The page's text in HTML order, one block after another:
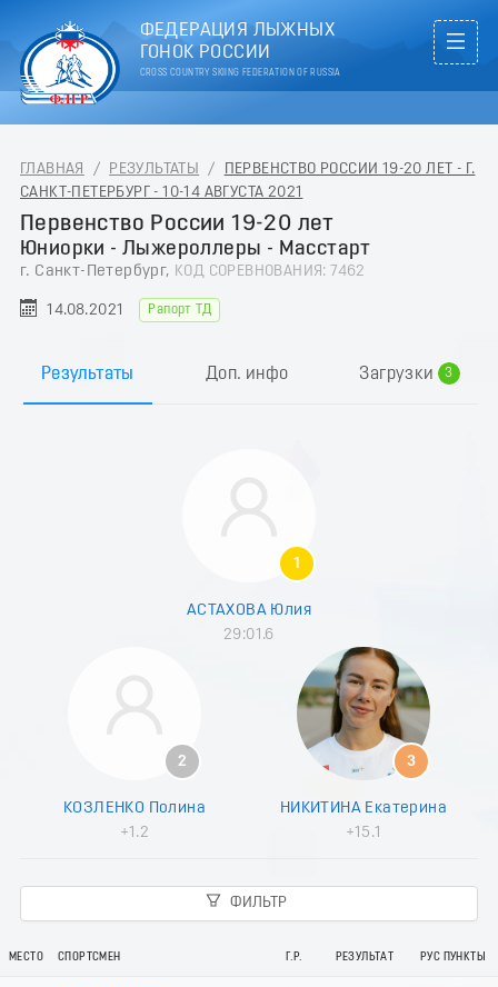
ФЕДЕРАЦИЯ ЛЫЖНЫХ
ГОНОК РОССИИ
CROSS COUNTRY SKIING FEDERATION OF RUSSIA
ГЛАВНАЯ / РЕЗУЛЬТАТЫ /
ПЕРВЕНСТВО РОССИИ 19-20 ЛЕТ - Г.
САНКТ-ПЕТЕРБУРГ - 10-14 АВГУСТА 2021
Первенство России 19-20 лет
Юниорки - Лыжероллеры - Масстарт
г. Санкт-Петербург, КОД СОРЕВНОВАНИЯ: 7462
14.08.2021 Рапорт ТД
Результаты Доп. инфо Загрузки
3
6
9
1
АСТАХОВА Юлия
29:01.6
2
КОЗЛЕНКО Полина
+1.2
3
НИКИТИНА Екатерина
+15.1
ФИЛЬТР
МЕСТО СПОРТСМЕН Г.Р. РЕЗУЛЬТАТ РУС ПУНКТЫ